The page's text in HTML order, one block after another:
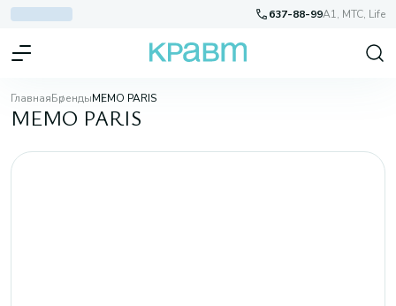
637-88-99A1, МТС, Life
ГлавнаяБрендыMEMO PARIS
MEMO PARIS